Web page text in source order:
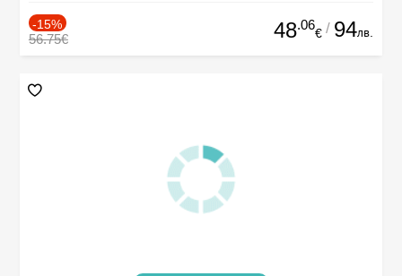
-15%
56.75€ 48.06
€ / 94лв.